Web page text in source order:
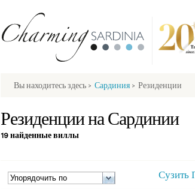
Вы находитесь здесь > Сардиния > Резиденции
Резиденции на Сардинии
19 найденные виллы
Сузить